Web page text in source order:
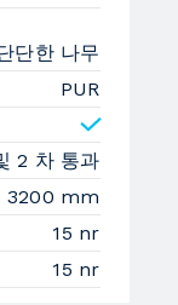
단한 나무
PUR
2 차 통과
3200 mm
15 nr
15 nr